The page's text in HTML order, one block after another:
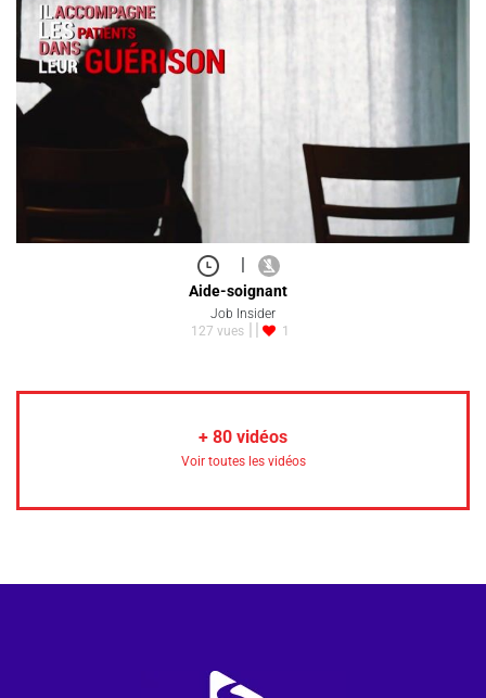
Aide-soignant
Job Insider
127 vues
1
+ 80 vidéos
Voir toutes les vidéos